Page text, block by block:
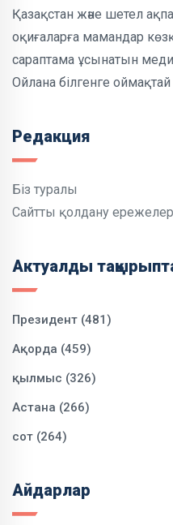
Қазақстан және шетел
оқиғаларға мамандар
сараптама ұсынатын
Ойлана білгенге
Редакция
Біз туралы
Сайтты қолдану
Актуалды
Президент (481)
Ақорда (459)
қылмыс (326)
Астана (266)
сот (264)
Айдарлар